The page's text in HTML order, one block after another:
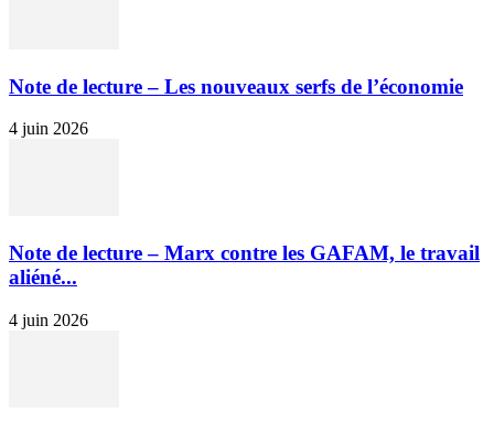
Note de lecture – Les nouveaux serfs de l’économie
4 juin 2026
Note de lecture – Marx contre les GAFAM, le travail
aliéné...
4 juin 2026